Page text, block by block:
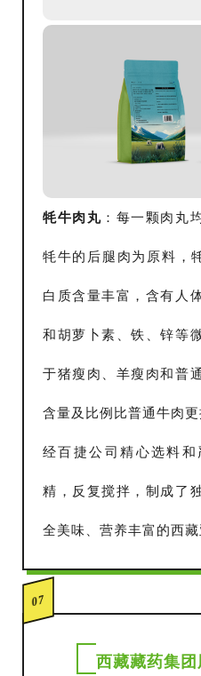
牦牛肉丸 ：每一颗肉丸
牦牛的后腿肉为原料，
白质含量丰富，含有人
和胡萝卜素、铁、锌等
于猪瘦肉、羊瘦肉和普
含量及比例比普通牛肉更
经百捷公司精心选料
精，反复搅拌，制成了
全美味、营养丰富的西藏
07
西藏藏药集团